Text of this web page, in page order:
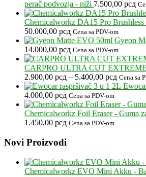
perač podvozja - niži 7.500,00 рсд
Chemicalworkz DA15 Pro Brushless
50.000,00 рсд Cena sa PDV-om
Gyeon
14.000,00 рсд Cena sa PDV-om
CARPRO ULTRA CUT
2.900,00 рсд – 5.400,00 рсдRaspon
cena:
do
Cena sa
4.000,00 рсд Cena sa PDV-om
Chemicalworkz Foil Eraser - Guma
1.450,00 рсд Cena sa PDV-om
Footer
Novi Proizvodi
Chemicalworkz EVO Mini Akku -